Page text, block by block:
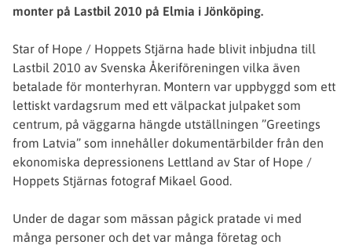
monter på Lastbil 2010 på Elmia i Jönköping.
Star of Hope / Hoppets Stjärna hade blivit inbjudna till
Lastbil 2010 av Svenska Åkeriföreningen vilka även
betalade för monterhyran. Montern var uppbyggd som ett
lettiskt vardagsrum med ett välpackat julpaket som
centrum, på väggarna hängde utställningen ”Greetings
from Latvia” som innehåller dokumentärbilder från den
ekonomiska depressionens Lettland av Star of Hope /
Hoppets Stjärnas fotograf Mikael Good.
Under de dagar som mässan pågick pratade vi med
många personer och det var många företag och